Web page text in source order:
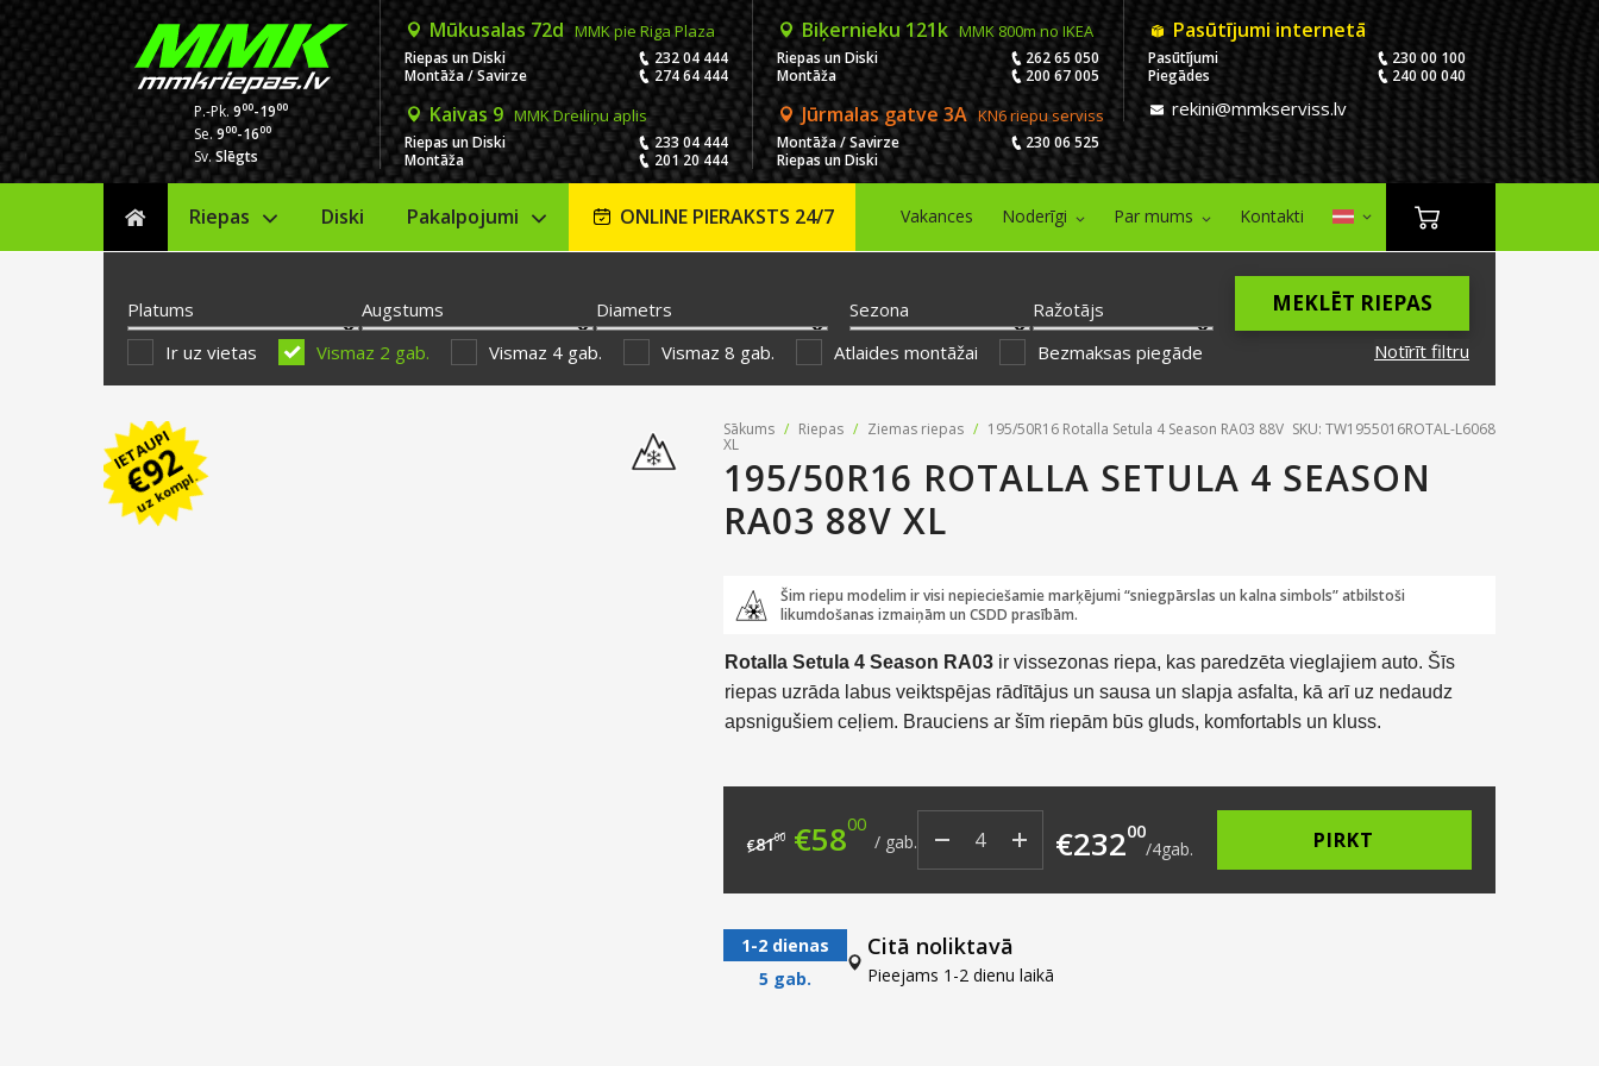
P.-Pk.900-1900
Se.900-1600
Sv.Slēgts
Mūkusalas 72d MMK pie Riga Plaza
Riepas un Diski
232 04 444
Montāža / Savirze
274 64 444
Biķernieku 121k MMK 800m no IKEA
Riepas un Diski
262 65 050
Montāža
200 67 005
Kaivas 9 MMK Dreiliņu aplis
Riepas un Diski
233 04 444
Montāža
201 20 444
Jūrmalas gatve 3A KN6 riepu serviss
Montāža / Savirze
230 06 525
Riepas un Diski
Pasūtījumi internetā
Pasūtījumi
230 00 100
Piegādes
240 00 040
rekini@mmkserviss.lv
Sākums
Riepas Diski Pakalpojumi ONLINE PIERAKSTS 24/7 Vakances Noderīgi Par mums Kontakti
Platums Augstums Diametrs Sezona
Ražotājs
Notīrīt filtru
MEKLĒT RIEPAS
Ir uz vietas Vismaz 2 gab. Vismaz 4 gab. Vismaz 8 gab. Atlaides montāžai Bezmaksas piegāde
IETAUPI
€
92
uz kompl.
Sākums / Riepas / Ziemas riepas / 195/50R16 Rotalla Setula 4 Season RA03 88V
XL
SKU: TW1955016ROTAL-L6068
195/50R16 ROTALLA SETULA 4 SEASON
RA03 88V XL
Šim riepu modelim ir visi nepieciešamie marķējumi “sniegpārslas un kalna simbols” atbilstoši
likumdošanas izmaiņām un CSDD prasībām.
Rotalla Setula 4 Season RA03ir vissezonas riepa, kas paredzēta vieglajiem auto. Šīs
riepas uzrāda labus veiktspējas rādītājus un sausa un slapja asfalta, kā arī uz nedaudz
apsnigušiem ceļiem. Brauciens ar šīm riepām būs gluds, komfortabls un kluss.
€8100 Original price was: €81.00.
€5800 Current price is: €58.00.
/ gab. €23200
/4gab. PIRKT
1-2 dienas
5 gab.
Citā noliktavā
Pieejams 1-2 dienu laikā